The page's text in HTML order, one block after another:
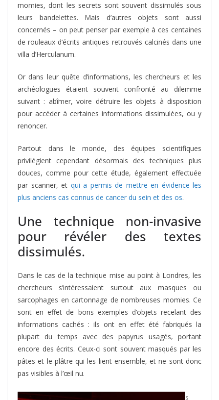
momies, dont les secrets sont souvent dissimulés sous
leurs bandelettes. Mais d’autres objets sont aussi
concernés – on peut penser par exemple à ces centaines
de rouleaux d’écrits antiques retrouvés calcinés dans une
villa d’Herculanum.
Or dans leur quête d’informations, les chercheurs et les
archéologues étaient souvent confronté au dilemme
suivant : abîmer, voire détruire les objets à disposition
pour accéder à certaines informations dissimulées, ou y
renoncer.
Partout dans le monde, des équipes scientifiques
privilégient cependant désormais des techniques plus
douces, comme pour cette étude, également effectuée
par scanner, et qui a permis de mettre en évidence les
plus anciens cas connus de cancer du sein et des os.
Une technique non-invasive
pour révéler des textes
dissimulés.
Dans le cas de la technique mise au point à Londres, les
chercheurs s’intéressaient surtout aux masques ou
sarcophages en cartonnage de nombreuses momies. Ce
sont en effet de bons exemples d’objets recelant des
informations cachés : ils ont en effet été fabriqués la
plupart du temps avec des papyrus usagés, portant
encore des écrits. Ceux-ci sont souvent masqués par les
pâtes et le plâtre qui les lient ensemble, et ne sont donc
pas visibles à l’œil nu.
S